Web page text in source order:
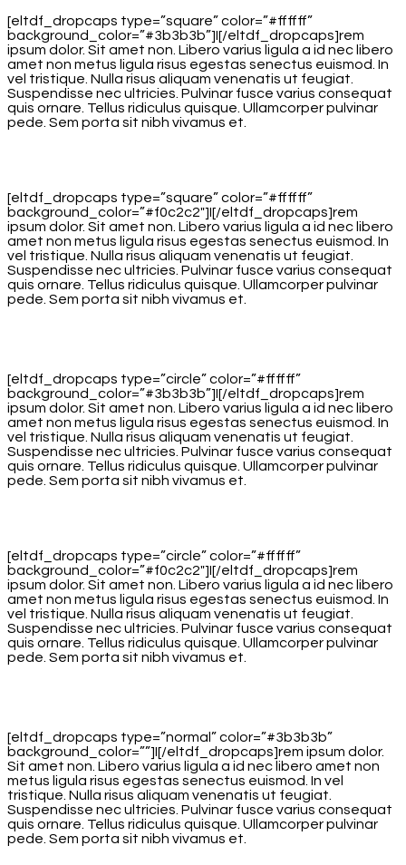
[eltdf_dropcaps type=”square” color=”#ffffff”
background_color=”#3b3b3b”]I[/eltdf_dropcaps]rem
ipsum dolor. Sit amet non. Libero varius ligula a id nec libero
amet non metus ligula risus egestas senectus euismod. In
vel tristique. Nulla risus aliquam venenatis ut feugiat.
Suspendisse nec ultricies. Pulvinar fusce varius consequat
quis ornare. Tellus ridiculus quisque. Ullamcorper pulvinar
pede. Sem porta sit nibh vivamus et.
[eltdf_dropcaps type=”square” color=”#ffffff”
background_color=”#f0c2c2″]I[/eltdf_dropcaps]rem
ipsum dolor. Sit amet non. Libero varius ligula a id nec libero
amet non metus ligula risus egestas senectus euismod. In
vel tristique. Nulla risus aliquam venenatis ut feugiat.
Suspendisse nec ultricies. Pulvinar fusce varius consequat
quis ornare. Tellus ridiculus quisque. Ullamcorper pulvinar
pede. Sem porta sit nibh vivamus et.
[eltdf_dropcaps type=”circle” color=”#ffffff”
background_color=”#3b3b3b”]I[/eltdf_dropcaps]rem
ipsum dolor. Sit amet non. Libero varius ligula a id nec libero
amet non metus ligula risus egestas senectus euismod. In
vel tristique. Nulla risus aliquam venenatis ut feugiat.
Suspendisse nec ultricies. Pulvinar fusce varius consequat
quis ornare. Tellus ridiculus quisque. Ullamcorper pulvinar
pede. Sem porta sit nibh vivamus et.
[eltdf_dropcaps type=”circle” color=”#ffffff”
background_color=”#f0c2c2″]I[/eltdf_dropcaps]rem
ipsum dolor. Sit amet non. Libero varius ligula a id nec libero
amet non metus ligula risus egestas senectus euismod. In
vel tristique. Nulla risus aliquam venenatis ut feugiat.
Suspendisse nec ultricies. Pulvinar fusce varius consequat
quis ornare. Tellus ridiculus quisque. Ullamcorper pulvinar
pede. Sem porta sit nibh vivamus et.
[eltdf_dropcaps type=”normal” color=”#3b3b3b”
background_color=””]I[/eltdf_dropcaps]rem ipsum dolor.
Sit amet non. Libero varius ligula a id nec libero amet non
metus ligula risus egestas senectus euismod. In vel
tristique. Nulla risus aliquam venenatis ut feugiat.
Suspendisse nec ultricies. Pulvinar fusce varius consequat
quis ornare. Tellus ridiculus quisque. Ullamcorper pulvinar
pede. Sem porta sit nibh vivamus et.